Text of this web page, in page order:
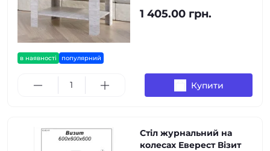
в наявності популярний
1 405.00 грн.
Купити
Стіл журнальний на
колесах Еверест Візит